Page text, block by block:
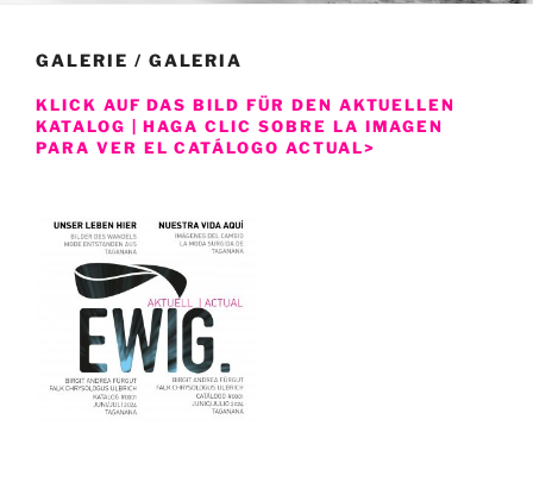
GALERIE / GALERIA
KLICK AUF DAS BILD FÜR DEN AKTUELLEN
KATALOG | HAGA CLIC SOBRE LA IMAGEN
PARA VER EL CATÁLOGO ACTUAL>